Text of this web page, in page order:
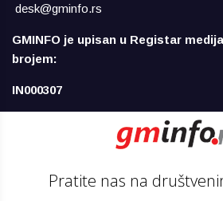
desk@gminfo.rs
GMINFO je upisan u Registar
brojem:
IN000307
Pratite nas na